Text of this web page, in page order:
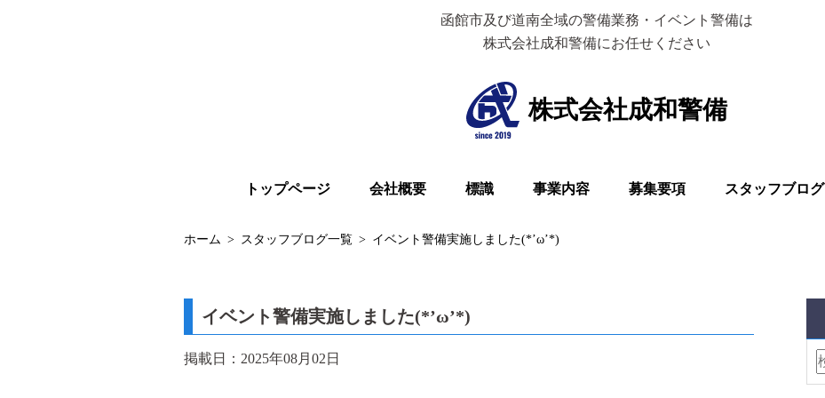
函館市及び道南全域の警備業務・イベント警備は
株式会社成和警備にお任せください
株式会社成和警備
トップページ 会社概要 標識 事業内容 募集要項 スタッフブログ
ホーム スタッフブログ一覧 イベント警備実施しました(*’ω’*)
イベント警備実施しました(*’ω’*)
掲載日：2025年08月02日